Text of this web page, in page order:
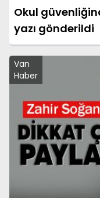
Okul
yazı gönderildi
Van
Haber